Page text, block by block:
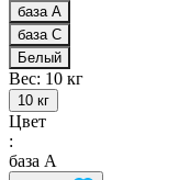
база А
база С
Белый
Вес: 10 кг
10 кг
Цвет
:
база А